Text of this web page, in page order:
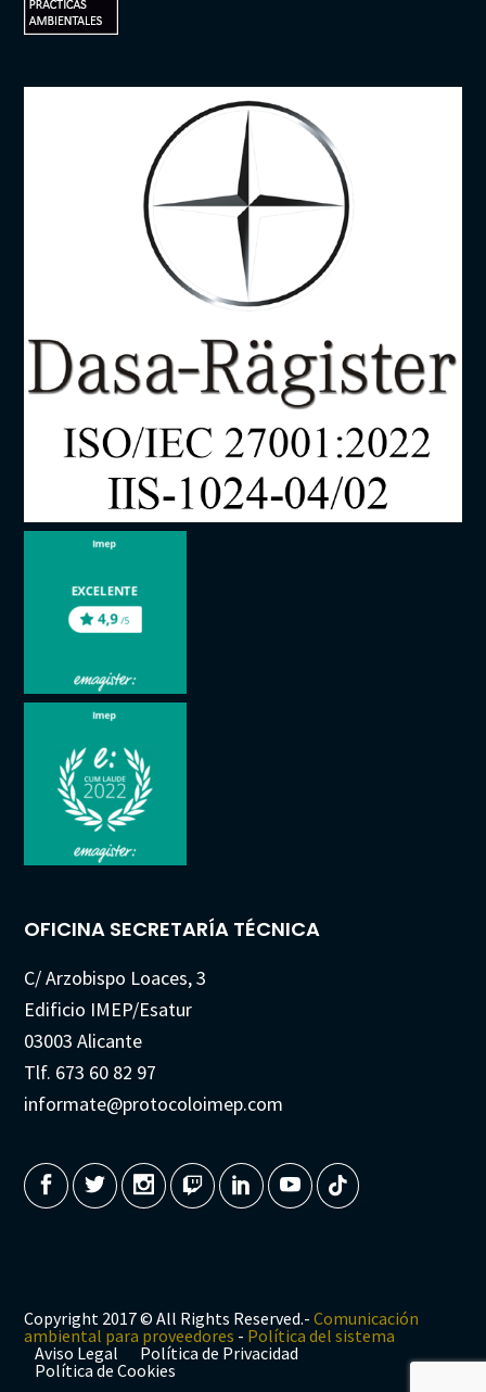
OFICINA SECRETARÍA TÉCNICA
C/ Arzobispo Loaces, 3
Edificio IMEP/Esatur
03003 Alicante
Tlf. 673 60 82 97
informate@protocoloimep.com
Copyright 2017 © All Rights Reserved.-Comunicación
ambiental para proveedores - Política del sistema
Aviso Legal
Política de Privacidad
Política de Cookies